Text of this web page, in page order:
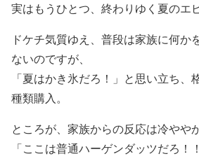
実はもうひとつ、終わりゆく夏のエ
ドケチ気質ゆえ、普段は家族に何か
ないのですが、
「夏はかき氷だろ！」と思い立ち、
種類購入。
ところが、家族からの反応は冷ややか
「ここは普通ハーゲンダッツだろ！